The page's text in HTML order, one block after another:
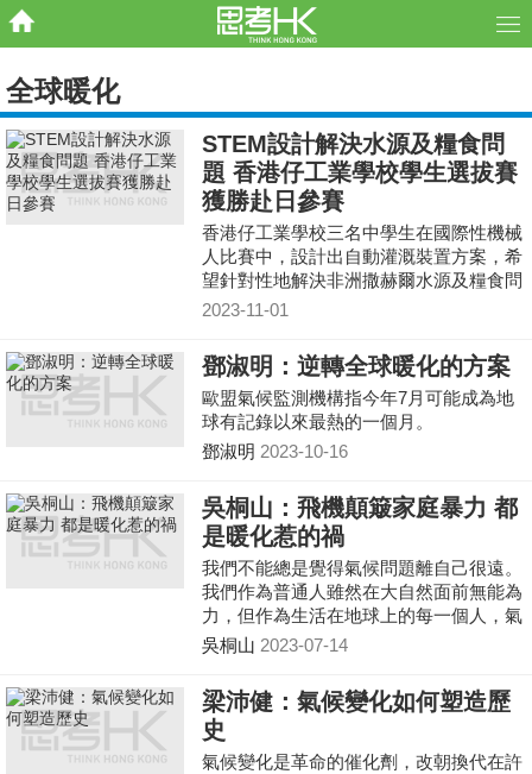
全球暖化
STEM設計解決水源及糧食問
題 香港仔工業學校學生選拔賽
獲勝赴日參賽
香港仔工業學校三名中學生在國際性機械
人比賽中，設計出自動灌溉裝置方案，希
望針對性地解決非洲撒赫爾水源及糧食問
題。方案贏得香港區選拔賽冠軍，更有機
2023-11-01
鄧淑明：逆轉全球暖化的方案
歐盟氣候監測機構指今年7月可能成為地
球有記錄以來最熱的一個月。
鄧淑明 2023-10-16
吳桐山：飛機顛簸家庭暴力 都
是暖化惹的禍
我們不能總是覺得氣候問題離自己很遠。
我們作為普通人雖然在大自然面前無能為
力，但作為生活在地球上的每一個人，氣
候問題不單單只是每個國家或地區執政者
力所能及低碳生活
吳桐山 2023-07-14
梁沛健：氣候變化如何塑造歷
史
氣候變化是革命的催化劑，改朝換代在許